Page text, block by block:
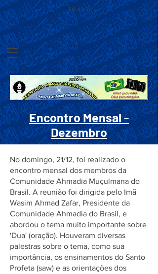
Título 6
Encontro Mensal -
Dezembro
No domingo, 21/12, foi realizado o
encontro mensal dos membros da
Comunidade Ahmadia Muçulmana do
Brasil. A reunião foi dirigida pelo Imã
Wasim Ahmad Zafar, Presidente da
Comunidade Ahmadia do Brasil, e
abordou o tema muito importante sobre
'Dua' (oração). Houveram diversas
palestras sobre o tema, como sua
importância, os ensinamentos do Santo
Profeta (saw) e as orientações dos